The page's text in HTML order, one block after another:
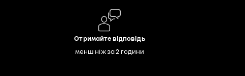
Отримайте відповідь
менш ніж за 2 години